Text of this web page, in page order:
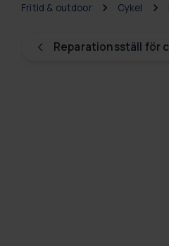
Reparationsställ för
Fritid & outdoor Cykel